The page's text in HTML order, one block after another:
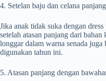
4. Setelan baju dan celana
Jika anak tidak suka dengan
setelah atasan panjang dari
longgar dalam warna senada
digunakan tahun ini.
5. Atasan panjang dengan